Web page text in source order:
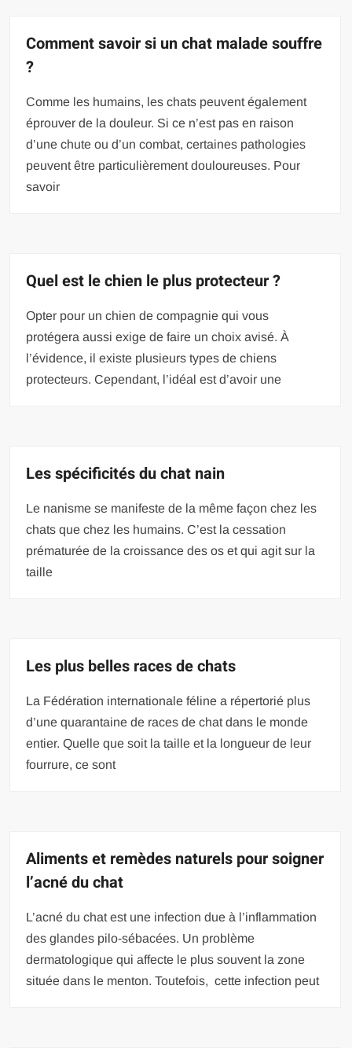
Comment savoir si un chat malade souffre
?
Comme les humains, les chats peuvent également
éprouver de la douleur. Si ce n’est pas en raison
d’une chute ou d’un combat, certaines pathologies
peuvent être particulièrement douloureuses. Pour
savoir
Quel est le chien le plus protecteur ?
Opter pour un chien de compagnie qui vous
protégera aussi exige de faire un choix avisé. À
l’évidence, il existe plusieurs types de chiens
protecteurs. Cependant, l’idéal est d’avoir une
Les spécificités du chat nain
Le nanisme se manifeste de la même façon chez les
chats que chez les humains. C’est la cessation
prématurée de la croissance des os et qui agit sur la
taille
Les plus belles races de chats
La Fédération internationale féline a répertorié plus
d’une quarantaine de races de chat dans le monde
entier. Quelle que soit la taille et la longueur de leur
fourrure, ce sont
Aliments et remèdes naturels pour soigner
l’acné du chat
L’acné du chat est une infection due à l’inflammation
des glandes pilo-sébacées. Un problème
dermatologique qui affecte le plus souvent la zone
située dans le menton. Toutefois, cette infection peut